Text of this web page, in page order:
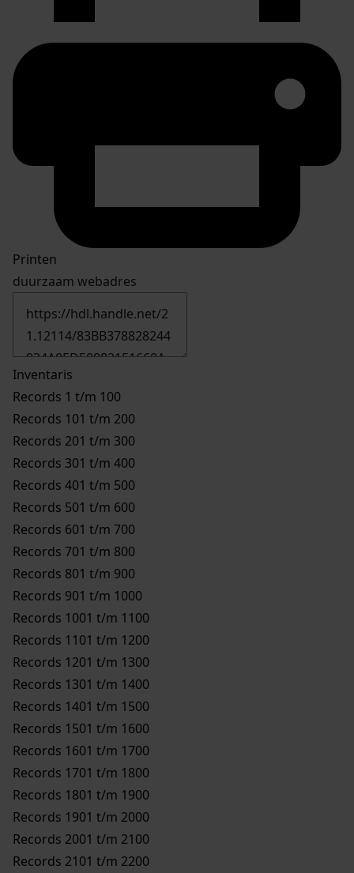
Printen
duurzaam webadres
Inventaris
Records 1 t/m 100
Records 101 t/m 200
Records 201 t/m 300
Records 301 t/m 400
Records 401 t/m 500
Records 501 t/m 600
Records 601 t/m 700
Records 701 t/m 800
Records 801 t/m 900
Records 901 t/m 1000
Records 1001 t/m 1100
Records 1101 t/m 1200
Records 1201 t/m 1300
Records 1301 t/m 1400
Records 1401 t/m 1500
Records 1501 t/m 1600
Records 1601 t/m 1700
Records 1701 t/m 1800
Records 1801 t/m 1900
Records 1901 t/m 2000
Records 2001 t/m 2100
Records 2101 t/m 2200